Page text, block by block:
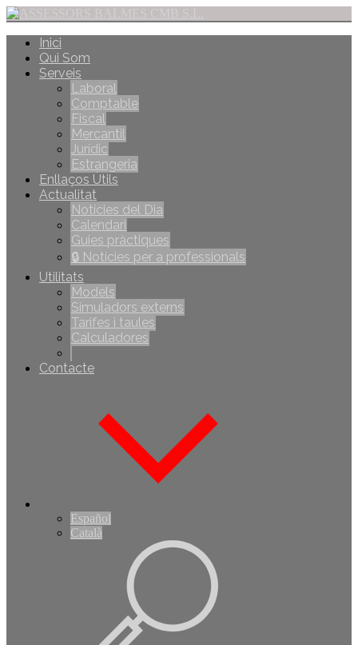
Inici
Qui Som
Serveis
Laboral
Comptable
Fiscal
Mercantil
Jurídic
Estrangeria
Enllaços Útils
Actualitat
Notícies del Dia
Calendari
Guies pràctiques
🔒 Notícies per a professionals
Utilitats
Models
Simuladors externs
Tarifes i taules
Calculadores
Contacte
Español
Català